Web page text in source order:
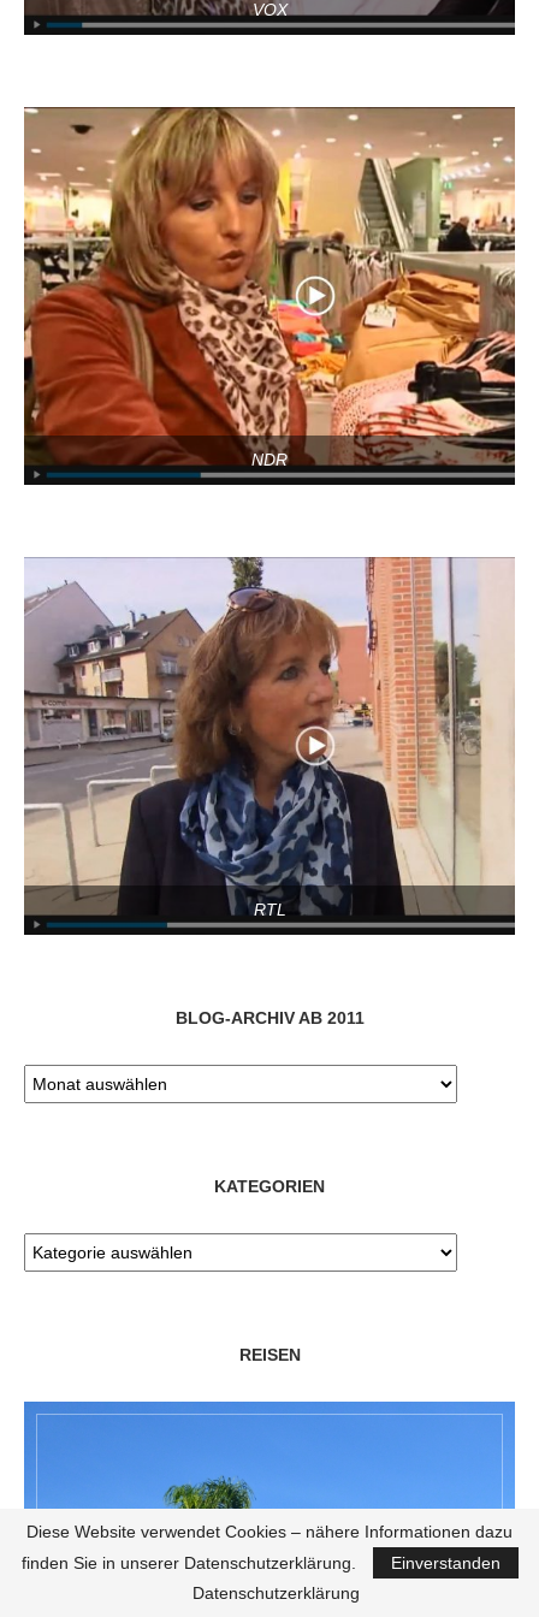
VOX
NDR
RTL
BLOG-ARCHIV AB 2011
KATEGORIEN
REISEN
Diese Website verwendet Cookies – nähere Informationen dazu
finden Sie in unserer Datenschutzerklärung.
Einverstanden
Datenschutzerklärung